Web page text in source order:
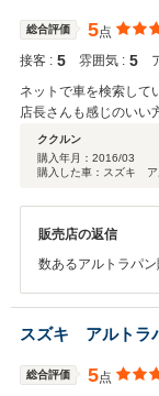
総合評価 5点
接客 : 5 雰囲気 : 5
ネットで車を検索して
店長さんも感じのいい
ククルン
購入年月： 2016/03
購入した車：スズキ
販売店の返信
数あるアルトラパ
す。 ククルン様に
いて 社員一同、大
スズキ アルトラ
総合評価 5点